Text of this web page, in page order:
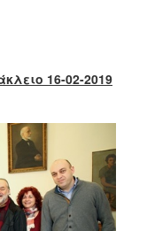
16-02-2019